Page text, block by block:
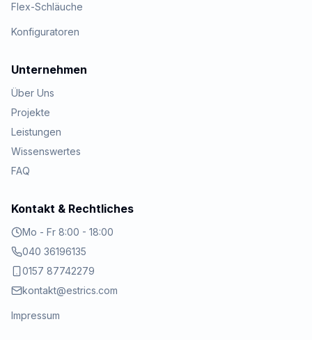
Flex-Schläuche
Konfiguratoren
Unternehmen
Über Uns
Projekte
Leistungen
Wissenswertes
FAQ
Kontakt & Rechtliches
Mo - Fr 8:00 - 18:00
040 36196135
0157 87742279
kontakt@estrics.com
Impressum